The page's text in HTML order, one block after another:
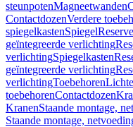
steunpotenMagneetwanden
ContactdozenVerdere
spiegelkastenSpiegel
geïntegreerde verlichting
verlichtingSpiegelkasten
geïntegreerde verlichting
verlichtingToebehoren
toebehorenContactdozen
KranenStaande montage,
Staande montage,